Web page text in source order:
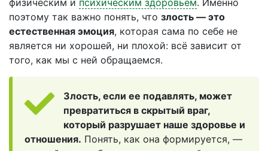
физическим и психическим здоровьем. Именно
поэтому так важно понять, что злость — это
естественная эмоция, которая сама по себе не
является ни хорошей, ни плохой: всё зависит от
того, как мы с ней обращаемся.
Злость, если ее подавлять, может
превратиться в скрытый враг,
который разрушает наше здоровье и
отношения. Понять, как она формируется, —